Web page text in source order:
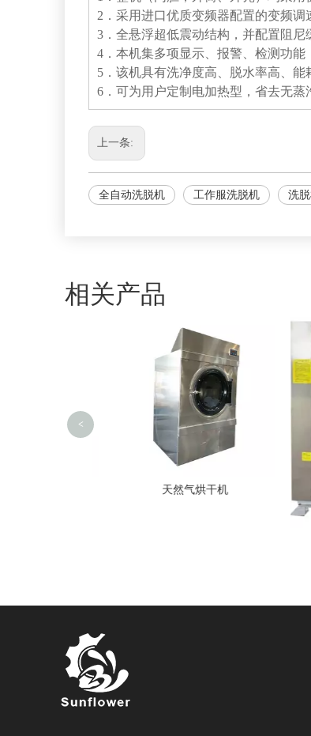
2．采用进口优质变频器配置的变频
3．全悬浮超低震动结构，并配置阻尼
4．本机集多项显示、报警、检测功能
5．该机具有洗净度高、脱水率高、能
6．可为用户定制电加热型，省去无蒸
上一条:
全自动洗脱机 工作服洗脱机 洗
相关产品
天然气烘干机
<